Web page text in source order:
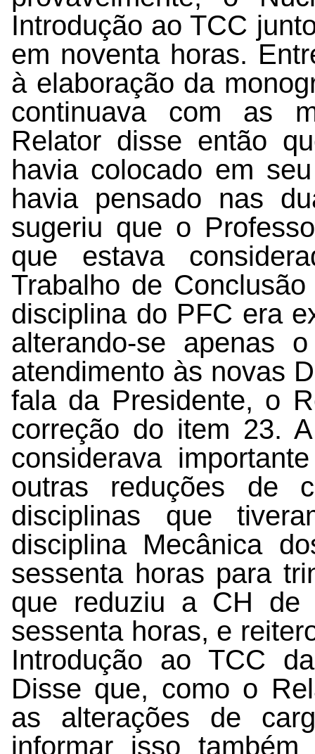
Introdução ao TCC
em noventa horas.
à elaboração da
continuava com as
Relator disse então
havia colocado em
havia pensado nas
sugeriu que o
que estava
Trabalho de
disciplina do PFC era
alterando-se apenas
atendimento às novas
fala da Presidente, o
correção do item 23.
considerava
outras reduções de
disciplinas que
disciplina Mecânica
sessenta horas para
que reduziu a CH de
sessenta horas, e
Introdução ao TCC
Disse que, como o
as alterações de
informar isso